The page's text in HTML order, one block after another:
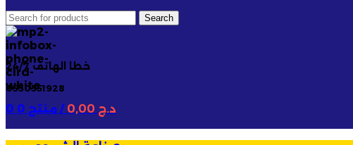
Search
خطا الهاتف 24/7
0550551928
0 0 منتج / د.ج